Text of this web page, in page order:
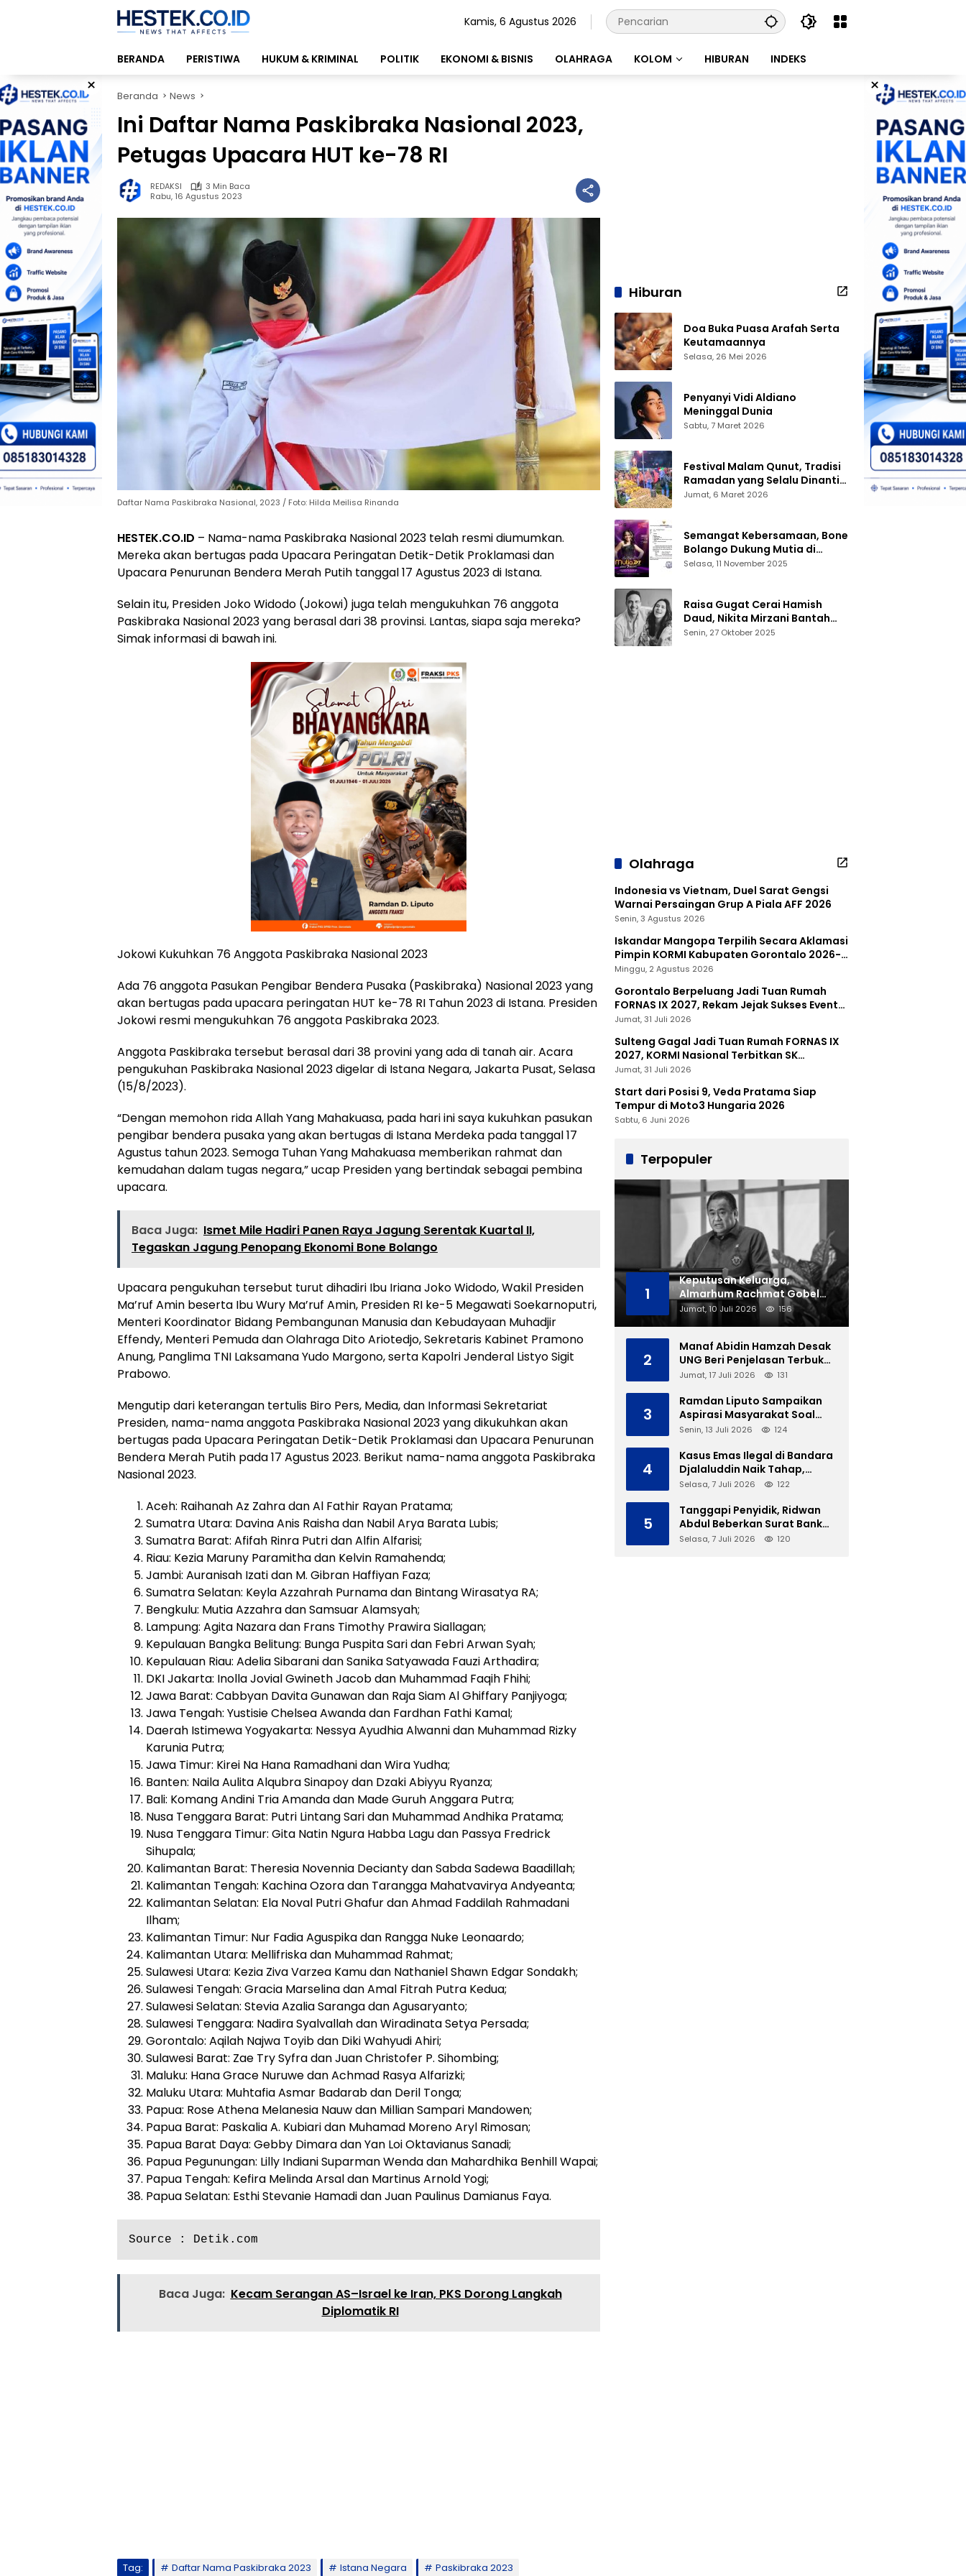
Kamis, 6 Agustus 2026
BERANDA PERISTIWA HUKUM & KRIMINAL POLITIK EKONOMI & BISNIS OLAHRAGA KOLOM HIBURAN INDEKS
× ×
Beranda News
Ini Daftar Nama Paskibraka Nasional 2023,
Petugas Upacara HUT ke-78 RI
REDAKSI
3 Min Baca
Rabu, 16 Agustus 2023
Daftar Nama Paskibraka Nasional, 2023 / Foto: Hilda Meilisa Rinanda
HESTEK.CO.ID – Nama-nama Paskibraka Nasional 2023 telah resmi diumumkan.
Mereka akan bertugas pada Upacara Peringatan Detik-Detik Proklamasi dan
Upacara Penurunan Bendera Merah Putih tanggal 17 Agustus 2023 di Istana.
Selain itu, Presiden Joko Widodo (Jokowi) juga telah mengukuhkan 76 anggota
Paskibraka Nasional 2023 yang berasal dari 38 provinsi. Lantas, siapa saja mereka?
Simak informasi di bawah ini.
Jokowi Kukuhkan 76 Anggota Paskibraka Nasional 2023
Ada 76 anggota Pasukan Pengibar Bendera Pusaka (Paskibraka) Nasional 2023 yang
akan bertugas pada upacara peringatan HUT ke-78 RI Tahun 2023 di Istana. Presiden
Jokowi resmi mengukuhkan 76 anggota Paskibraka 2023.
Anggota Paskibraka tersebut berasal dari 38 provini yang ada di tanah air. Acara
pengukuhan Paskibraka Nasional 2023 digelar di Istana Negara, Jakarta Pusat, Selasa
(15/8/2023).
“Dengan memohon rida Allah Yang Mahakuasa, pada hari ini saya kukuhkan pasukan
pengibar bendera pusaka yang akan bertugas di Istana Merdeka pada tanggal 17
Agustus tahun 2023. Semoga Tuhan Yang Mahakuasa memberikan rahmat dan
kemudahan dalam tugas negara,” ucap Presiden yang bertindak sebagai pembina
upacara.
Baca Juga: Ismet Mile Hadiri Panen Raya Jagung Serentak Kuartal II,
Tegaskan Jagung Penopang Ekonomi Bone Bolango
Upacara pengukuhan tersebut turut dihadiri Ibu Iriana Joko Widodo, Wakil Presiden
Ma’ruf Amin beserta Ibu Wury Ma’ruf Amin, Presiden RI ke-5 Megawati Soekarnoputri,
Menteri Koordinator Bidang Pembangunan Manusia dan Kebudayaan Muhadjir
Effendy, Menteri Pemuda dan Olahraga Dito Ariotedjo, Sekretaris Kabinet Pramono
Anung, Panglima TNI Laksamana Yudo Margono, serta Kapolri Jenderal Listyo Sigit
Prabowo.
Mengutip dari keterangan tertulis Biro Pers, Media, dan Informasi Sekretariat
Presiden, nama-nama anggota Paskibraka Nasional 2023 yang dikukuhkan akan
bertugas pada Upacara Peringatan Detik-Detik Proklamasi dan Upacara Penurunan
Bendera Merah Putih pada 17 Agustus 2023. Berikut nama-nama anggota Paskibraka
Nasional 2023.
Aceh: Raihanah Az Zahra dan Al Fathir Rayan Pratama;
Sumatra Utara: Davina Anis Raisha dan Nabil Arya Barata Lubis;
Sumatra Barat: Afifah Rinra Putri dan Alfin Alfarisi;
Riau: Kezia Maruny Paramitha dan Kelvin Ramahenda;
Jambi: Auranisah Izati dan M. Gibran Haffiyan Faza;
Sumatra Selatan: Keyla Azzahrah Purnama dan Bintang Wirasatya RA;
Bengkulu: Mutia Azzahra dan Samsuar Alamsyah;
Lampung: Agita Nazara dan Frans Timothy Prawira Siallagan;
Kepulauan Bangka Belitung: Bunga Puspita Sari dan Febri Arwan Syah;
Kepulauan Riau: Adelia Sibarani dan Sanika Satyawada Fauzi Arthadira;
DKI Jakarta: Inolla Jovial Gwineth Jacob dan Muhammad Faqih Fhihi;
Jawa Barat: Cabbyan Davita Gunawan dan Raja Siam Al Ghiffary Panjiyoga;
Jawa Tengah: Yustisie Chelsea Awanda dan Fardhan Fathi Kamal;
Daerah Istimewa Yogyakarta: Nessya Ayudhia Alwanni dan Muhammad Rizky
Karunia Putra;
Jawa Timur: Kirei Na Hana Ramadhani dan Wira Yudha;
Banten: Naila Aulita Alqubra Sinapoy dan Dzaki Abiyyu Ryanza;
Bali: Komang Andini Tria Amanda dan Made Guruh Anggara Putra;
Nusa Tenggara Barat: Putri Lintang Sari dan Muhammad Andhika Pratama;
Nusa Tenggara Timur: Gita Natin Ngura Habba Lagu dan Passya Fredrick
Sihupala;
Kalimantan Barat: Theresia Novennia Decianty dan Sabda Sadewa Baadillah;
Kalimantan Tengah: Kachina Ozora dan Tarangga Mahatvavirya Andyeanta;
Kalimantan Selatan: Ela Noval Putri Ghafur dan Ahmad Faddilah Rahmadani
Ilham;
Kalimantan Timur: Nur Fadia Aguspika dan Rangga Nuke Leonaardo;
Kalimantan Utara: Mellifriska dan Muhammad Rahmat;
Sulawesi Utara: Kezia Ziva Varzea Kamu dan Nathaniel Shawn Edgar Sondakh;
Sulawesi Tengah: Gracia Marselina dan Amal Fitrah Putra Kedua;
Sulawesi Selatan: Stevia Azalia Saranga dan Agusaryanto;
Sulawesi Tenggara: Nadira Syalvallah dan Wiradinata Setya Persada;
Gorontalo: Aqilah Najwa Toyib dan Diki Wahyudi Ahiri;
Sulawesi Barat: Zae Try Syfra dan Juan Christofer P. Sihombing;
Maluku: Hana Grace Nuruwe dan Achmad Rasya Alfarizki;
Maluku Utara: Muhtafia Asmar Badarab dan Deril Tonga;
Papua: Rose Athena Melanesia Nauw dan Millian Sampari Mandowen;
Papua Barat: Paskalia A. Kubiari dan Muhamad Moreno Aryl Rimosan;
Papua Barat Daya: Gebby Dimara dan Yan Loi Oktavianus Sanadi;
Papua Pegunungan: Lilly Indiani Suparman Wenda dan Mahardhika Benhill Wapai;
Papua Tengah: Kefira Melinda Arsal dan Martinus Arnold Yogi;
Papua Selatan: Esthi Stevanie Hamadi dan Juan Paulinus Damianus Faya.
Source : Detik.com
Baca Juga: Kecam Serangan AS–Israel ke Iran, PKS Dorong Langkah
Diplomatik RI
Tag: Daftar Nama Paskibraka 2023 Istana Negara Paskibraka 2023
Hiburan
Doa Buka Puasa Arafah Serta
Keutamaannya
Selasa, 26 Mei 2026
Penyanyi Vidi Aldiano
Meninggal Dunia
Sabtu, 7 Maret 2026
Festival Malam Qunut, Tradisi
Ramadan yang Selalu Dinanti
Warga Gorontalo
Jumat, 6 Maret 2026
Semangat Kebersamaan, Bone
Bolango Dukung Mutia di
Panggung Dangdut Academy 7
Selasa, 11 November 2025
Raisa Gugat Cerai Hamish
Daud, Nikita Mirzani Bantah
Peras Reza Gladys
Senin, 27 Oktober 2025
Olahraga
Indonesia vs Vietnam, Duel Sarat Gengsi
Warnai Persaingan Grup A Piala AFF 2026
Senin, 3 Agustus 2026
Iskandar Mangopa Terpilih Secara Aklamasi
Pimpin KORMI Kabupaten Gorontalo 2026-
2030
Minggu, 2 Agustus 2026
Gorontalo Berpeluang Jadi Tuan Rumah
FORNAS IX 2027, Rekam Jejak Sukses Event
Nasional Jadi Modal
Jumat, 31 Juli 2026
Sulteng Gagal Jadi Tuan Rumah FORNAS IX
2027, KORMI Nasional Terbitkan SK
Pencabutan
Jumat, 31 Juli 2026
Start dari Posisi 9, Veda Pratama Siap
Tempur di Moto3 Hungaria 2026
Sabtu, 6 Juni 2026
Terpopuler
1
Keputusan Keluarga,
Almarhum Rachmat Gobel
Dimakamkan di TMP Kalibata
Jumat, 10 Juli 2026 156
2
Manaf Abidin Hamzah Desak
UNG Beri Penjelasan Terbuka
Soal Polemik Ujian Skripsi
Jumat, 17 Juli 2026 131
3
Ramdan Liputo Sampaikan
Aspirasi Masyarakat Soal
LGBT di Hadapan Gubernur
Senin, 13 Juli 2026 124
4
Kasus Emas Ilegal di Bandara
Djalaluddin Naik Tahap,
Berkas Segera Dilimpahkan
Selasa, 7 Juli 2026 122
5
Tanggapi Penyidik, Ridwan
Abdul Beberkan Surat Bank
Panin Soal Lelang Aset Eks
Selasa, 7 Juli 2026 120